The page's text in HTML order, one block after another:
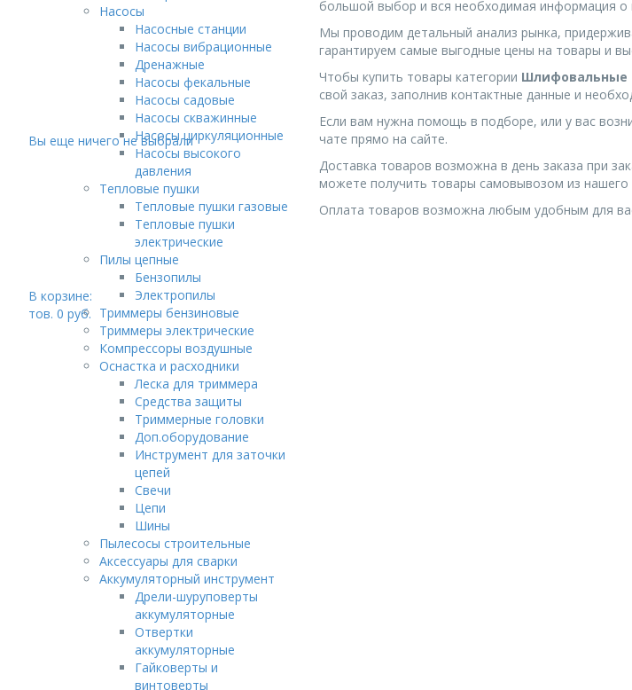
Вы еще ничего не выбрали
В корзине:
тов. 0 руб.
Насосы
Насосные станции
Насосы вибрационные
Дренажные
Насосы фекальные
Насосы садовые
Насосы скважинные
Насосы циркуляционные
Насосы высокого
давления
Тепловые пушки
Тепловые пушки газовые
Тепловые пушки
электрические
Пилы цепные
Бензопилы
Электропилы
Триммеры бензиновые
Триммеры электрические
Компрессоры воздушные
Оснастка и расходники
Леска для триммера
Средства защиты
Триммерные головки
Доп.оборудование
Инструмент для заточки
цепей
Свечи
Цепи
Шины
Пылесосы строительные
Аксессуары для сварки
Аккумуляторный инструмент
Дрели-шуруповерты
аккумуляторные
Отвертки
аккумуляторные
Гайковерты и
винтоверты
большой выбор и вся необходимая информация о
Мы проводим детальный анализ рынка,
гарантируем самые выгодные цены на товары и
Чтобы купить товары категории
свой заказ, заполнив контактные данные и
Если вам нужна помощь в подборе, или у вас
чате прямо на сайте.
Доставка товаров возможна в день заказа при
можете получить товары самовывозом из нашего
Оплата товаров возможна любым удобным для